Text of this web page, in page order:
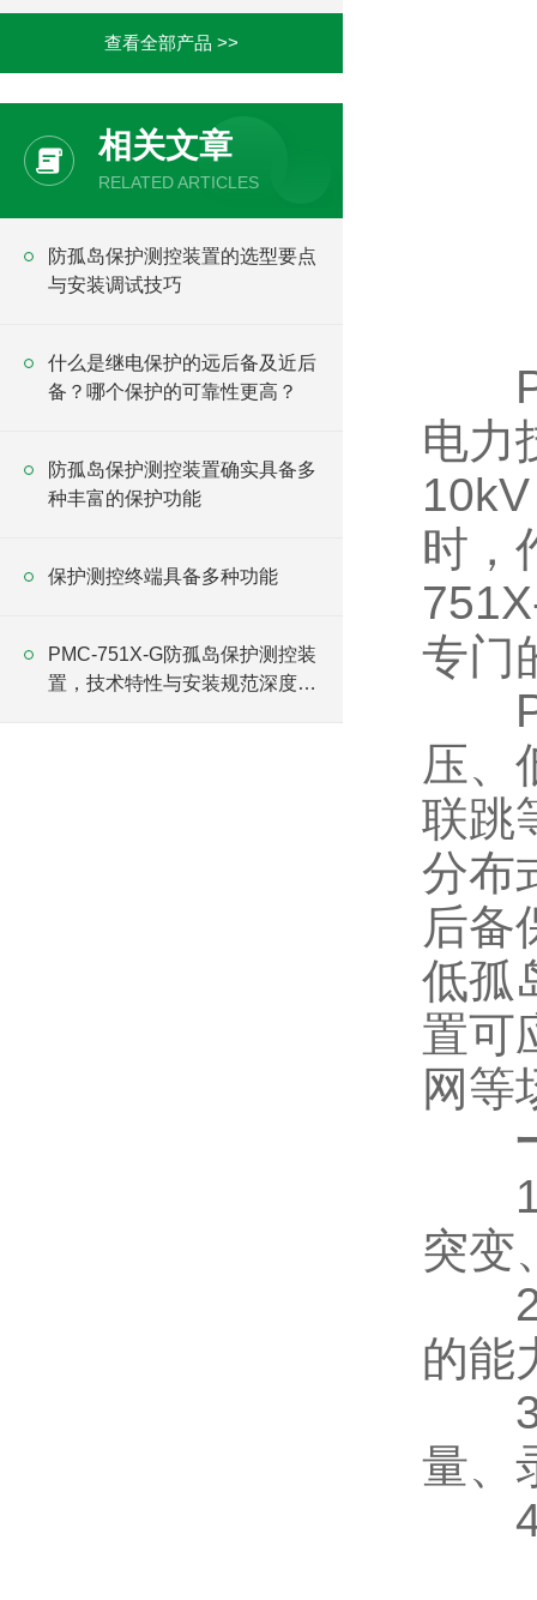
查看全部产品 >>
相关文章
RELATED ARTICLES
防孤岛保护测控装置的选型要点
与安装调试技巧
什么是继电保护的远后备及近后
备？哪个保护的可靠性更高？
防孤岛保护测控装置确实具备多
种丰富的保护功能
保护测控终端具备多种功能
PMC-751X-G防孤岛保护测控装
置，技术特性与安装规范深度解
电力
时，
专门
压、
联跳
分布
后备
低孤
置可
网等
1、
突变
2、
的能
3、
量、
4